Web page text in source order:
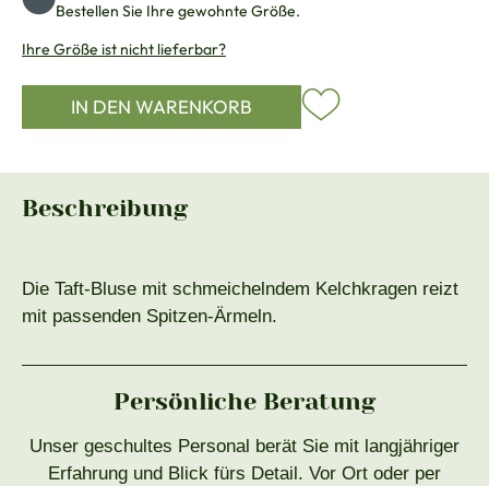
Bestellen Sie Ihre gewohnte Größe.
Ihre Größe ist nicht lieferbar?
IN DEN WARENKORB
Beschreibung
Die Taft-Bluse mit schmeichelndem Kelchkragen reizt
mit passenden Spitzen-Ärmeln.
Persönliche Beratung
Unser geschultes Personal berät Sie mit langjähriger
Erfahrung und Blick fürs Detail. Vor Ort oder per